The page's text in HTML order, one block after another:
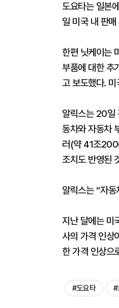
도요타는 일본
일 미국 내 판
한편 닛케이는
부품에 대한 추
고 보도했다.
알릭스는 20일
동차와 자동차
러(약 41조
조치도 반영된
알릭스는 “자
지난 달에는 미
사의 가격 인상
한 가격 인상으
#도요타 #